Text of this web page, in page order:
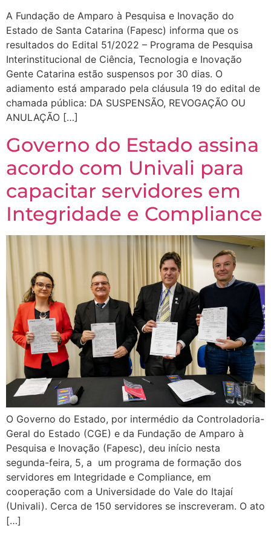
A Fundação de Amparo à Pesquisa e Inovação do
Estado de Santa Catarina (Fapesc) informa que os
resultados do Edital 51/2022 – Programa de Pesquisa
Interinstitucional de Ciência, Tecnologia e Inovação
Gente Catarina estão suspensos por 30 dias. O
adiamento está amparado pela cláusula 19 do edital de
chamada pública: DA SUSPENSÃO, REVOGAÇÃO OU
ANULAÇÃO […]
Governo do Estado assina
acordo com Univali para
capacitar servidores em
Integridade e Compliance
O Governo do Estado, por intermédio da Controladoria-
Geral do Estado (CGE) e da Fundação de Amparo à
Pesquisa e Inovação (Fapesc), deu início nesta
segunda-feira, 5, a um programa de formação dos
servidores em Integridade e Compliance, em
cooperação com a Universidade do Vale do Itajaí
(Univali). Cerca de 150 servidores se inscreveram. O ato
[…]